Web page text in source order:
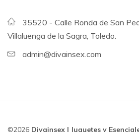
35520 - Calle Ronda de San
Villaluenga de la Sagra, Toledo.
admin@divainsex.com
©2026 Divainsex | Juguetes y